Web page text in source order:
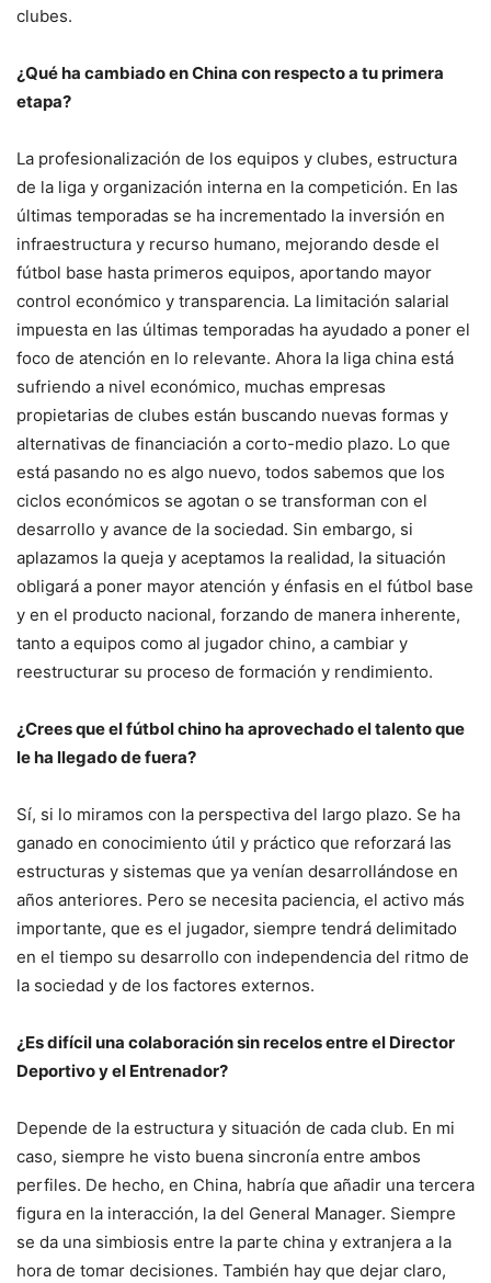
clubes.
¿Qué ha cambiado en China con respecto a tu primera
etapa?
La profesionalización de los equipos y clubes, estructura
de la liga y organización interna en la competición. En las
últimas temporadas se ha incrementado la inversión en
infraestructura y recurso humano, mejorando desde el
fútbol base hasta primeros equipos, aportando mayor
control económico y transparencia. La limitación salarial
impuesta en las últimas temporadas ha ayudado a poner el
foco de atención en lo relevante. Ahora la liga china está
sufriendo a nivel económico, muchas empresas
propietarias de clubes están buscando nuevas formas y
alternativas de financiación a corto-medio plazo. Lo que
está pasando no es algo nuevo, todos sabemos que los
ciclos económicos se agotan o se transforman con el
desarrollo y avance de la sociedad. Sin embargo, si
aplazamos la queja y aceptamos la realidad, la situación
obligará a poner mayor atención y énfasis en el fútbol base
y en el producto nacional, forzando de manera inherente,
tanto a equipos como al jugador chino, a cambiar y
reestructurar su proceso de formación y rendimiento.
¿Crees que el fútbol chino ha aprovechado el talento que
le ha llegado de fuera?
Sí, si lo miramos con la perspectiva del largo plazo. Se ha
ganado en conocimiento útil y práctico que reforzará las
estructuras y sistemas que ya venían desarrollándose en
años anteriores. Pero se necesita paciencia, el activo más
importante, que es el jugador, siempre tendrá delimitado
en el tiempo su desarrollo con independencia del ritmo de
la sociedad y de los factores externos.
¿Es difícil una colaboración sin recelos entre el Director
Deportivo y el Entrenador?
Depende de la estructura y situación de cada club. En mi
caso, siempre he visto buena sincronía entre ambos
perfiles. De hecho, en China, habría que añadir una tercera
figura en la interacción, la del General Manager. Siempre
se da una simbiosis entre la parte china y extranjera a la
hora de tomar decisiones. También hay que dejar claro,